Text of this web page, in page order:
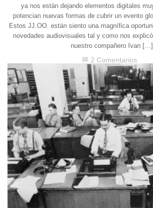
ya nos están dejando elementos digitales
potencian nuevas formas de cubrir un evento
Estos JJ.OO. están siento una magnífica
novedades audiovisuales tal y como nos
nuestro compañero Ivan […]
2 Comentarios